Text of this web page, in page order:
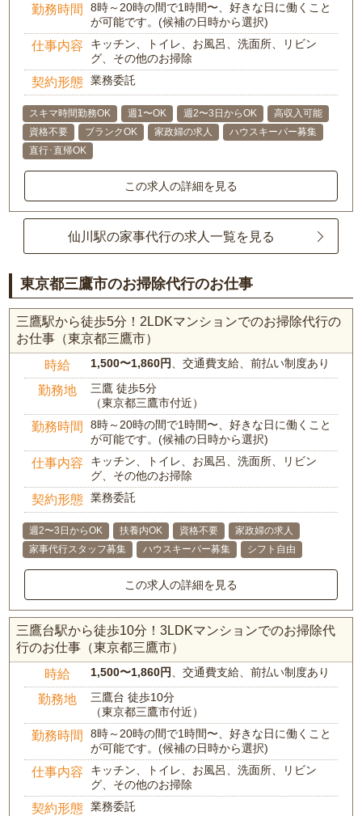
勤務時間
8時～20時の間で1時間〜、好きな日に働くこと
が可能です。(候補の日時から選択)
仕事内容
キッチン、トイレ、お風呂、洗面所、リビン
グ、その他のお掃除
契約形態 業務委託
スキマ時間勤務OK 週1〜OK 週2〜3日からOK
高収入可能
資格不要
ブランクOK 家政婦の求人
ハウスキーパー募集
直行･直帰OK
この求人の詳細を見る
仙川駅の家事代行の求人一覧を見る
東京都三鷹市のお掃除代行のお仕事
三鷹駅から徒歩5分！2LDKマンションでのお掃除代行の
お仕事（東京都三鷹市）
時給 1,500〜1,860円 、交通費支給、前払い制度あり
勤務地
三鷹 徒歩5分
（東京都三鷹市付近）
勤務時間
8時～20時の間で1時間〜、好きな日に働くこと
が可能です。(候補の日時から選択)
仕事内容
キッチン、トイレ、お風呂、洗面所、リビン
グ、その他のお掃除
契約形態 業務委託
週2〜3日からOK 扶養内OK 資格不要
家政婦の求人
家事代行スタッフ募集
ハウスキーパー募集 シフト自由
この求人の詳細を見る
三鷹台駅から徒歩10分！3LDKマンションでのお掃除代
行のお仕事（東京都三鷹市）
時給 1,500〜1,860円 、交通費支給、前払い制度あり
勤務地
三鷹台 徒歩10分
（東京都三鷹市付近）
勤務時間
8時～20時の間で1時間〜、好きな日に働くこと
が可能です。(候補の日時から選択)
仕事内容
キッチン、トイレ、お風呂、洗面所、リビン
グ、その他のお掃除
契約形態 業務委託